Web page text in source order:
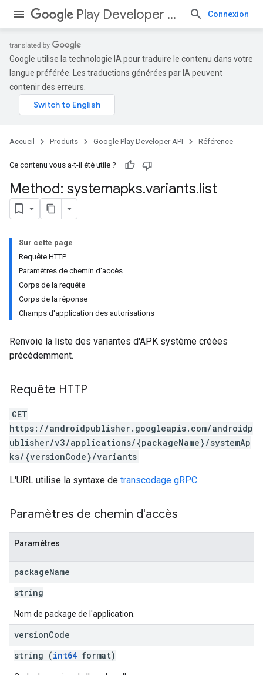
Play Developer API Connexion
Google utilise la technologie IA pour traduire le contenu dans votre
langue préférée. Les traductions générées par IA peuvent
contenir des erreurs.
Accueil Produits Google Play Developer API Référence
Ce contenu vous a-t-il été utile ?
Method: systemapks.variants.list
Sur cette page
Requête HTTP
Paramètres de chemin d'accès
Corps de la requête
Corps de la réponse
Champs d'application des autorisations
Renvoie la liste des variantes d'APK système créées
précédemment.
Requête HTTP
GET
https://androidpublisher.googleapis.com/androidp
ublisher/v3/applications/{packageName}/systemAp
ks/{versionCode}/variants
L'URL utilise la syntaxe de transcodage gRPC.
Paramètres de chemin d'accès
Paramètres
packageName
string
Nom de package de l'application.
versionCode
string (int64 format)